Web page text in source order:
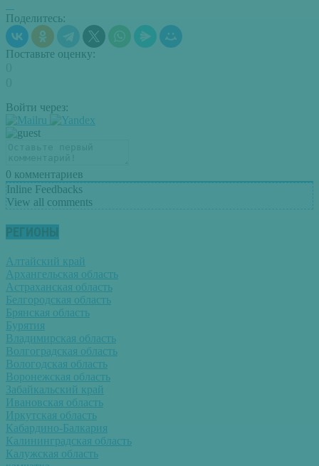
Поделитесь:
Поставьте оценку:
Войти через:
0 комментариев
Inline Feedbacks
View all comments
РЕГИОНЫ
Алтайский край
Архангельская область
Астраханская область
Белгородская область
Брянская область
Бурятия
Владимирская область
Волгоградская область
Вологодская область
Воронежская область
Забайкальский край
Ивановская область
Иркутская область
Кабардино-Балкария
Калининградская область
Калужская область